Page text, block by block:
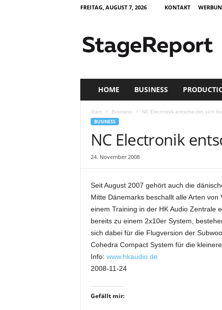
FREITAG, AUGUST 7, 2026 KONTAKT
a
i
HOME BUSINESS
Start Business NC Electronik entscheidet sich
BUSINESS
NC Electronik
24. November 2008
Seit August 2007 gehört auch die
Mitte Dänemarks beschallt alle Arten
einem Training in der HK Audio Zentrale
bereits zu einem 2x10er System,
sich dabei für die Flugversion der
Cohedra Compact System für die
Info: www.hkaudio.de
2008-11-24
Gefällt mir: